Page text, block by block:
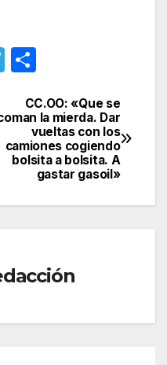
T
e
a
m
p
ar
tir
CC.OO: «Que se
la mierda. Dar
vueltas con los
camiones cogiendo
bolsita a bolsita. A
gastar gasoil»